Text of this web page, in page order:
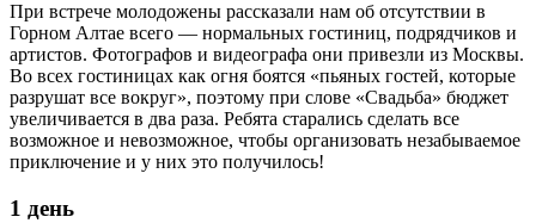
При встрече молодожены рассказали нам об отсутствии в
Горном Алтае всего — нормальных гостиниц, подрядчиков и
артистов. Фотографов и видеографа они привезли из Москвы.
Во всех гостиницах как огня боятся «пьяных гостей, которые
разрушат все вокруг», поэтому при слове «Свадьба» бюджет
увеличивается в два раза. Ребята старались сделать все
возможное и невозможное, чтобы организовать незабываемое
приключение и у них это получилось!
1 день